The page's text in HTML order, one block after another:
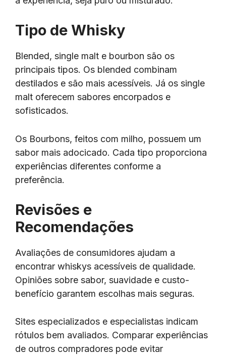
Tipo de Whisky
Blended, single malt e bourbon são os
principais tipos. Os blended combinam
destilados e são mais acessíveis. Já os single
malt oferecem sabores encorpados e
sofisticados.
Os Bourbons, feitos com milho, possuem um
sabor mais adocicado. Cada tipo proporciona
experiências diferentes conforme a
preferência.
Revisões e
Recomendações
Avaliações de consumidores ajudam a
encontrar whiskys acessíveis de qualidade.
Opiniões sobre sabor, suavidade e custo-
benefício garantem escolhas mais seguras.
Sites especializados e especialistas indicam
rótulos bem avaliados. Comparar experiências
de outros compradores pode evitar